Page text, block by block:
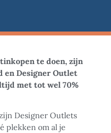
te doen, zijn
en Designer Outlet
met tot wel 70%
Designer Outlets
plekken om al je